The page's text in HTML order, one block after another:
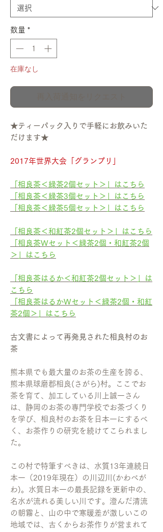
数量 *
在庫なし
★ティーパック入りで手軽にお飲みいた
だけます★
2017年世界大会「グランプリ」
「相良茶＜緑茶2個セット＞」はこちら
「相良茶＜緑茶3個セット＞」はこちら
「相良茶＜緑茶5個セット＞」はこちら
「相良茶＜和紅茶2個セット＞」はこちら
「相良茶Wセット＜緑茶2個・和紅茶2個
＞」はこちら
「相良茶はるか＜和紅茶2個セット＞」は
こちら
「相良茶はるかWセット＜緑茶2個・和紅
茶2個＞」はこちら
古文書によって再発見された相良村のお
茶
熊本県でも最大量のお茶の生産を誇る、
熊本県球磨郡相良(さがら)村。ここでお
茶を育て、加工している川上誠一さん
は、静岡のお茶の専門学校でお茶づくり
を学び、相良村のお茶を日本一にするべ
く、お茶作りの研究を続けてこられまし
た。
この村で特筆すべきは、水質13年連続日
本一（2019年現在）の川辺川(かわべが
わ)。水質日本一の最長記録を更新中の、
名水が流れる美しい川です。澄んだ清流
の朝霧と、山の中で寒暖差が激しいこの
地域では、古くからお茶作りが営まれて